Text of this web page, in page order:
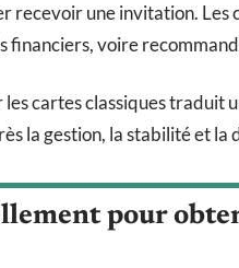
recevoir une invitation. Les
financiers, voire
cartes classiques traduit
la gestion, la stabilité et la
pour